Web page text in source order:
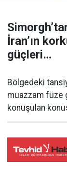
İran’ın
güçleri…
Bölgedeki
muazzam füze
konuşulan